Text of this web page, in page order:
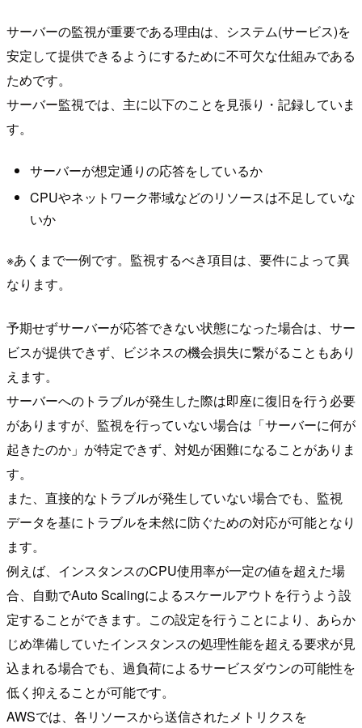
サーバーの監視が重要である理由は、システム(サービス)を
安定して提供できるようにするために不可欠な仕組みである
ためです。
サーバー監視では、主に以下のことを見張り・記録していま
す。
サーバーが想定通りの応答をしているか
CPUやネットワーク帯域などのリソースは不足していな
いか
※あくまで一例です。監視するべき項目は、要件によって異
なります。
予期せずサーバーが応答できない状態になった場合は、サー
ビスが提供できず、ビジネスの機会損失に繋がることもあり
えます。
サーバーへのトラブルが発生した際は即座に復旧を行う必要
がありますが、監視を行っていない場合は「サーバーに何が
起きたのか」が特定できず、対処が困難になることがありま
す。
また、直接的なトラブルが発生していない場合でも、監視
データを基にトラブルを未然に防ぐための対応が可能となり
ます。
例えば、インスタンスのCPU使用率が一定の値を超えた場
合、自動でAuto Scalingによるスケールアウトを行うよう設
定することができます。この設定を行うことにより、あらか
じめ準備していたインスタンスの処理性能を超える要求が見
込まれる場合でも、過負荷によるサービスダウンの可能性を
低く抑えることが可能です。
AWSでは、各リソースから送信されたメトリクスを